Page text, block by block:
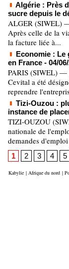
Algérie : Près
sucre depuis le
ALGER (SIWEL)
Après celle de la
la facture liée à...
Economie : Le
en France - 04/
PARIS (SIWEL) —
Cevital a été
reprendre
Tizi-Ouzou :
instance de
TIZI-OUZOU
nationale de
demandes
1 2 3 4 5
Kabylie | Afrique du nord |